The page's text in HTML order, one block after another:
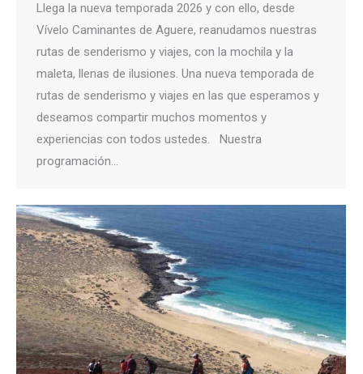
Llega la nueva temporada 2026 y con ello, desde
Vívelo Caminantes de Aguere, reanudamos nuestras
rutas de senderismo y viajes, con la mochila y la
maleta, llenas de ilusiones. Una nueva temporada de
rutas de senderismo y viajes en las que esperamos y
deseamos compartir muchos momentos y
experiencias con todos ustedes. Nuestra
programación…